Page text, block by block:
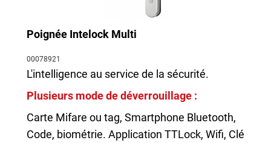
Poignée Intelock Multi
00078921
L'intelligence au service de la sécurité.
Plusieurs mode de déverrouillage :
Carte Mifare ou tag, Smartphone Bluetooth,
Code, biométrie. Application TTLock, Wifi, Clé